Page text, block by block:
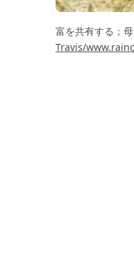
富を共有する；
Travis/